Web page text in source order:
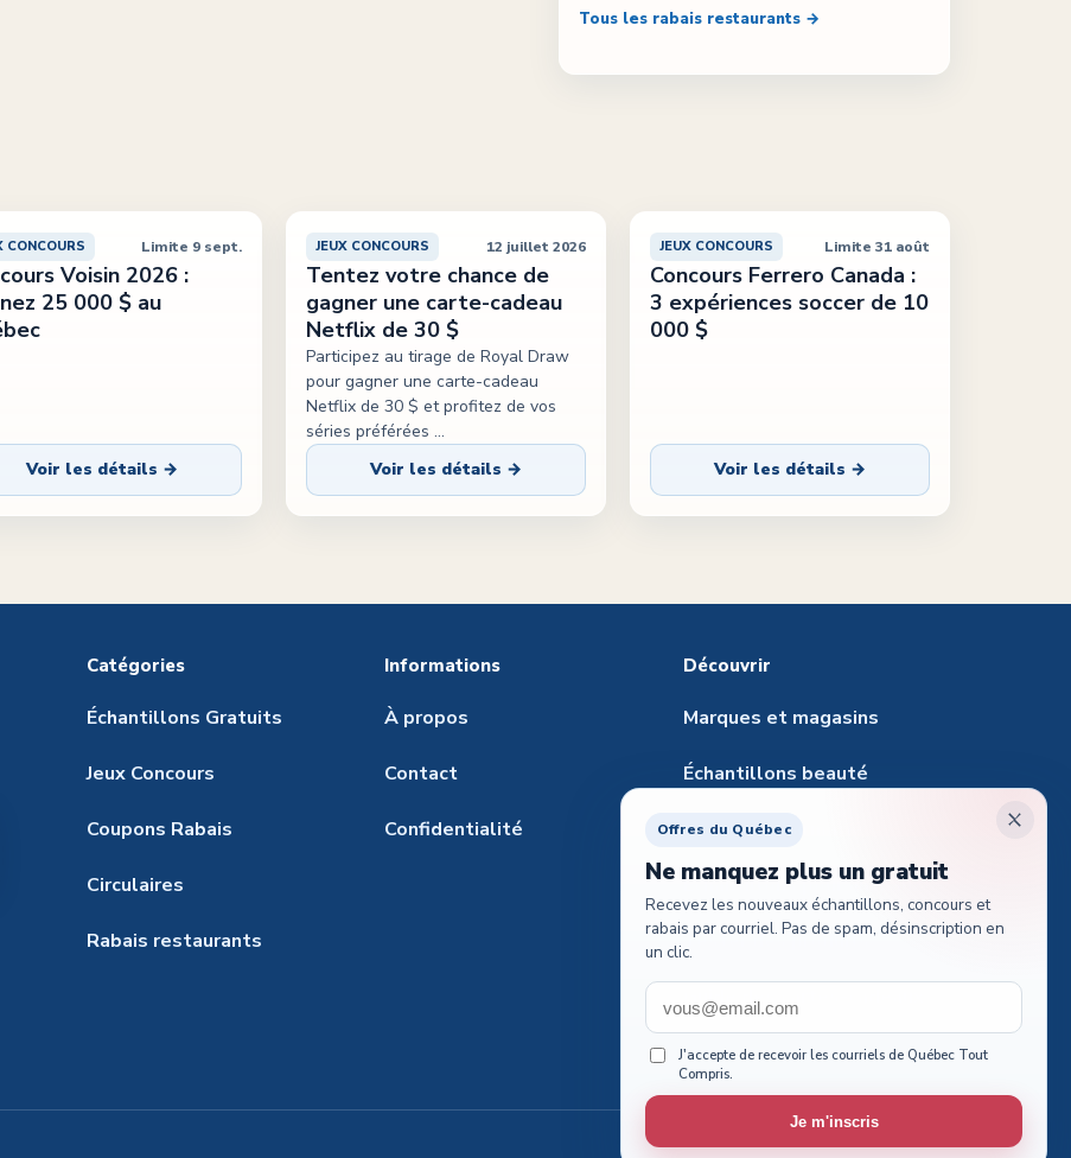
Tous les rabais restaurants →
CONCOURS Limite 9 sept.
Voisin 2026 :
25 000 $ au
Voir les détails →
JEUX CONCOURS 12 juillet 2026
Tentez votre chance de
gagner une carte-cadeau
Netflix de 30 $
Participez au tirage de Royal Draw
pour gagner une carte-cadeau
Netflix de 30 $ et profitez de vos
séries préférées ...
Voir les détails →
JEUX CONCOURS Limite 31 août
Concours Ferrero Canada :
3 expériences soccer de 10
000 $
Voir les détails →
Offres du Québec
Ne manquez plus un gratuit
Recevez les nouveaux échantillons, concours et
rabais par courriel. Pas de spam, désinscription en
un clic.
J'accepte de recevoir les courriels de Québec Tout
Compris.
Je m'inscris
Catégories
Échantillons Gratuits
Jeux Concours
Coupons Rabais
Circulaires
Rabais restaurants
Informations
À propos
Contact
Confidentialité
Découvrir
Marques et magasins
Échantillons beauté
Santé et pharmacie
Échantillons pour animaux
Tester des produits
Guide des cartes-cadeaux
Concours voyages